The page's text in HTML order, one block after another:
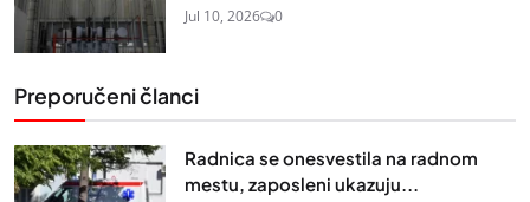
Jul 10, 2026 0
Preporučeni članci
Radnica se onesvestila na radnom
mestu, zaposleni ukazuju...